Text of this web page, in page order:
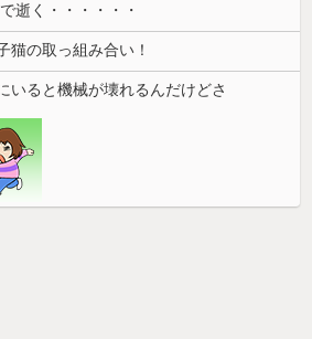
逝く・・・・・・
猫の取っ組み合い！
いると機械が壊れるんだけどさ